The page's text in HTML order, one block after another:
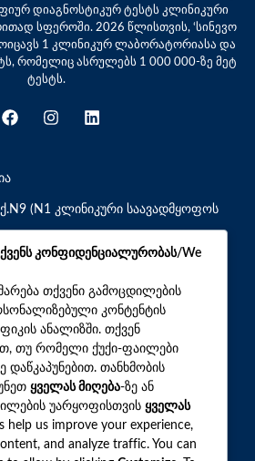
დიაგნოსტიკურ ტესტს კლინიკური
სფეროში. 2026 წლისთვის, ‘სინევო
1 კლინიკურ ლაბორატორიასა და
რომელიც ასრულებს 1 000 000-ზე მეტ
ტესტს.
(N1 კლინიკური საავადმყოფოს
ყველა უფლება დაცულია
კონფიდენციალურობას/We
თქვენი გამოცდილების
კონტენტის
ანალიზში. თქვენ
თუ რომელი ქუქი-ფაილები
დაწკაპუნებით. თანხმობის
ყველას მიღება-ზე ან
უარყოფისთვის ყველას
help us improve your experience,
and analyze traffic. You can